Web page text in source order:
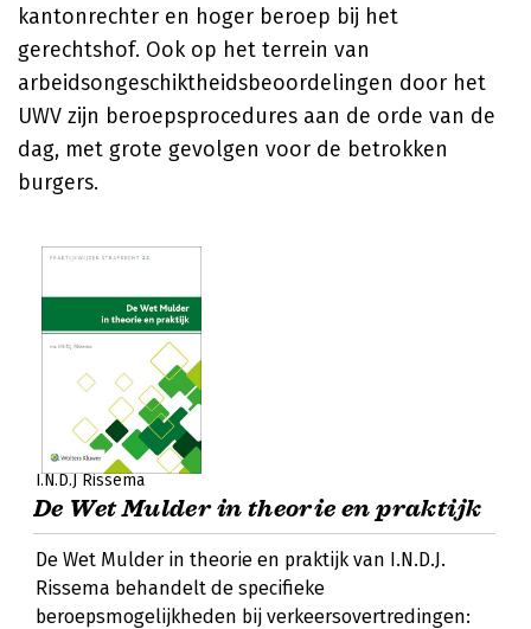
kantonrechter en hoger beroep bij het
gerechtshof. Ook op het terrein van
arbeidsongeschiktheidsbeoordelingen door het
UWV zijn beroepsprocedures aan de orde van de
dag, met grote gevolgen voor de betrokken
burgers.
I.N.D.J Rissema
De Wet Mulder in theorie en praktijk
De Wet Mulder in theorie en praktijk van I.N.D.J.
Rissema behandelt de specifieke
beroepsmogelijkheden bij verkeersovertredingen: